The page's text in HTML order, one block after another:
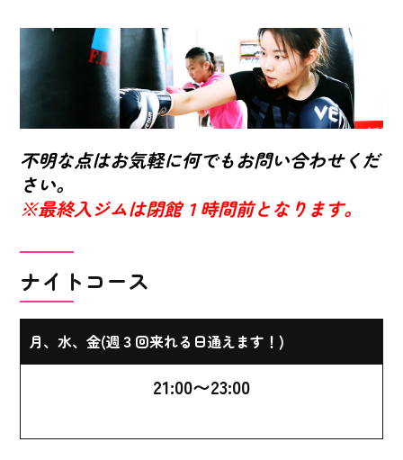
不明な点はお気軽に何でもお問い合わせくだ
さい。
※最終入ジムは閉館１時間前となります。
ナイトコース
月、水、金(週３回来れる日通えます！)
21:00〜23:00